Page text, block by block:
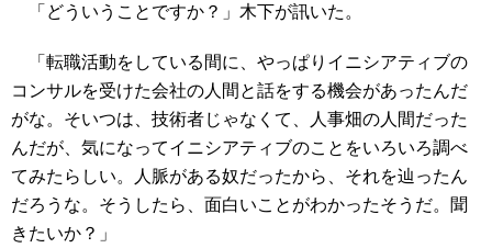
「どういうことですか？」木下が訊いた。
「転職活動をしている間に、やっぱりイニシアティブの
コンサルを受けた会社の人間と話をする機会があったんだ
がな。そいつは、技術者じゃなくて、人事畑の人間だった
んだが、気になってイニシアティブのことをいろいろ調べ
てみたらしい。人脈がある奴だったから、それを辿ったん
だろうな。そうしたら、面白いことがわかったそうだ。聞
きたいか？」